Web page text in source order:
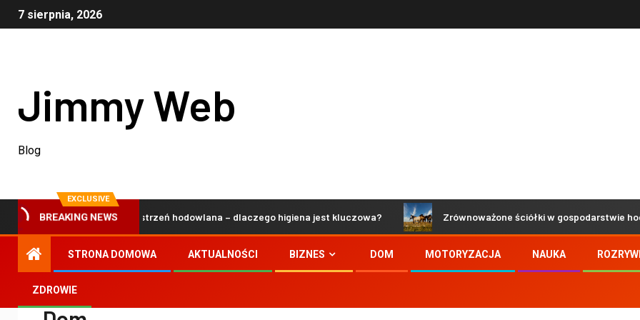
7 sierpnia, 2026
Jimmy Web
Blog
EXCLUSIVE
BREAKING NEWS
i bezpieczna przestrzeń hodowlana – dlaczego higiena jest kluczowa? Zrównoważone ściółki w gospodarstwie
STRONA DOMOWA AKTUALNOŚCI BIZNES DOM MOTORYZACJA NAUKA
ZDROWIE